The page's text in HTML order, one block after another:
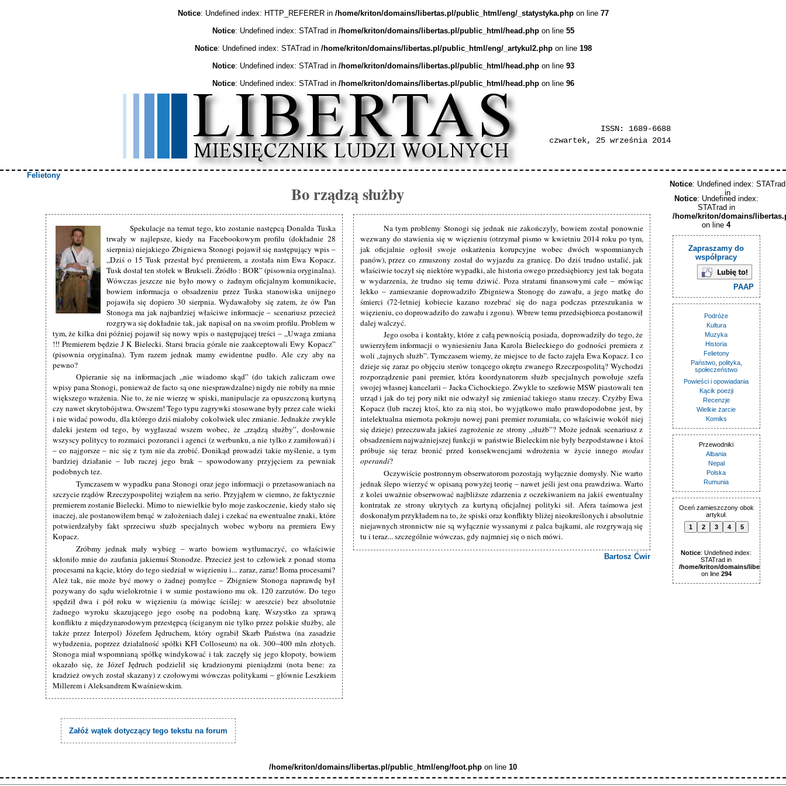
Notice: Undefined index: HTTP_REFERER in /home/kriton/domains/libertas.pl/public_html/eng/_statystyka.phpon line 77
Notice: Undefined index: STATrad in /home/kriton/domains/libertas.pl/public_html/head.phpon line 55
Notice: Undefined index: STATrad in /home/kriton/domains/libertas.pl/public_html/eng/_artykul2.phpon line 198
Notice: Undefined index: STATrad in /home/kriton/domains/libertas.pl/public_html/head.phpon line 93
Notice: Undefined index: STATrad in /home/kriton/domains/libertas.pl/public_html/head.phpon line 96
ISSN: 1689-6688
czwartek, 25 września 2014
Felietony
Bo rządzą służby
Spekulacje na temat tego, kto zostanie następcą Donalda Tuska
trwały w najlepsze, kiedy na Facebookowym profilu (dokładnie 28
sierpnia) niejakiego Zbigniewa Stonogi pojawił się następujący wpis –
„Dziś o 15 Tusk przestał być premierem, a została nim Ewa Kopacz.
Tusk dostał ten stołek w Brukseli. Źródło : BOR” (pisownia oryginalna).
Wówczas jeszcze nie było mowy o żadnym oficjalnym komunikacie,
bowiem informacja o obsadzeniu przez Tuska stanowiska unijnego
pojawiła się dopiero 30 sierpnia. Wydawałoby się zatem, że ów Pan
Stonoga ma jak najbardziej właściwe informacje – scenariusz przecież
rozgrywa się dokładnie tak, jak napisał on na swoim profilu. Problem w
tym, że kilka dni później pojawił się nowy wpis o następującej treści – „Uwaga zmiana
!!! Premierem będzie J K Bielecki. Starsi bracia górale nie zaakceptowali Ewy Kopacz”
(pisownia oryginalna). Tym razem jednak mamy ewidentne pudło. Ale czy aby na
pewno?
Opieranie się na informacjach „nie wiadomo skąd” (do takich zaliczam owe
wpisy pana Stonogi, ponieważ de facto są one niesprawdzalne) nigdy nie robiły na mnie
większego wrażenia. Nie to, że nie wierzę w spiski, manipulacje za opuszczoną kurtyną
czy nawet skrytobójstwa. Owszem! Tego typu zagrywki stosowane były przez całe wieki
i nie widać powodu, dla którego dziś miałoby cokolwiek ulec zmianie. Jednakże zwykle
daleki jestem od tego, by wygłaszać wszem wobec, że ,,rządzą służby”, dosłownie
wszyscy politycy to rozmaici pozoranci i agenci (z werbunku, a nie tylko z zamiłowań) i
– co najgorsze – nic się z tym nie da zrobić. Donikąd prowadzi takie myślenie, a tym
bardziej działanie – lub raczej jego brak – spowodowany przyjęciem za pewniak
podobnych tez.
Tymczasem w wypadku pana Stonogi oraz jego informacji o przetasowaniach na
szczycie rządów Rzeczypospolitej wziąłem na serio. Przyjąłem w ciemno, że faktycznie
premierem zostanie Bielecki. Mimo to niewielkie było moje zaskoczenie, kiedy stało się
inaczej, ale postanowiłem brnąć w założeniach dalej i czekać na ewentualne znaki, które
potwierdzałyby fakt sprzeciwu służb specjalnych wobec wyboru na premiera Ewy
Kopacz.
Zróbmy jednak mały wybieg – warto bowiem wytłumaczyć, co właściwie
skłoniło mnie do zaufania jakiemuś Stonodze. Przecież jest to człowiek z ponad stoma
procesami na kącie, który do tego siedział w więzieniu i... zaraz, zaraz! Iloma procesami?
Ależ tak, nie może być mowy o żadnej pomyłce – Zbigniew Stonoga naprawdę był
pozywany do sądu wielokrotnie i w sumie postawiono mu ok. 120 zarzutów. Do tego
spędził dwa i pół roku w więzieniu (a mówiąc ściślej: w areszcie) bez absolutnie
żadnego wyroku skazującego jego osobę na podobną karę. Wszystko za sprawą
konfliktu z międzynarodowym przestępcą (ściganym nie tylko przez polskie służby, ale
także przez Interpol) Józefem Jędruchem, który ograbił Skarb Państwa (na zasadzie
wyłudzenia, poprzez działalność spółki KFI Colloseum) na ok. 300–400 mln złotych.
Stonoga miał wspomnianą spółkę windykować i tak zaczęły się jego kłopoty, bowiem
okazało się, że Józef Jędruch podzielił się kradzionymi pieniądzmi (nota bene: za
kradzież owych został skazany) z czołowymi wówczas politykami – głównie Leszkiem
Millerem i Aleksandrem Kwaśniewskim.
Na tym problemy Stonogi się jednak nie zakończyły, bowiem został ponownie
wezwany do stawienia się w więzieniu (otrzymał pismo w kwietniu 2014 roku po tym,
jak oficjalnie ogłosił swoje oskarżenia korupcyjne wobec dwóch wspomnianych
panów), przez co zmuszony został do wyjazdu za granicę. Do dziś trudno ustalić, jak
właściwie toczył się niektóre wypadki, ale historia owego przedsiębiorcy jest tak bogata
w wydarzenia, że trudno się temu dziwić. Poza stratami finansowymi całe – mówiąc
lekko – zamieszanie doprowadziło Zbigniewa Stonogę do zawału, a jego matkę do
śmierci (72-letniej kobiecie kazano rozebrać się do naga podczas przeszukania w
więzieniu, co doprowadziło do zawału i zgonu). Wbrew temu przedsiębiorca postanowił
dalej walczyć.
Jego osoba i kontakty, które z całą pewnością posiada, doprowadziły do tego, że
uwierzyłem informacji o wyniesieniu Jana Karola Bieleckiego do godności premiera z
woli „tajnych służb”. Tymczasem wiemy, że miejsce to de facto zajęła Ewa Kopacz. I co
dzieje się zaraz po objęciu sterów tonącego okrętu zwanego Rzeczpospolitą? Wychodzi
rozporządzenie pani premier, która koordynatorem służb specjalnych powołuje szefa
swojej własnej kancelarii – Jacka Cichockiego. Zwykle to szefowie MSW piastowali ten
urząd i jak do tej pory nikt nie odważył się zmieniać takiego stanu rzeczy. Czyżby Ewa
Kopacz (lub raczej ktoś, kto za nią stoi, bo wyjątkowo mało prawdopodobne jest, by
intelektualna miernota pokroju nowej pani premier rozumiała, co właściwie wokół niej
się dzieje) przeczuwała jakieś zagrożenie ze strony „służb”? Może jednak scenariusz z
obsadzeniem najważniejszej funkcji w państwie Bieleckim nie były bezpodstawne i ktoś
próbuje się teraz bronić przed konsekwencjami wdrożenia w życie innego modus
operandi?
Oczywiście postronnym obserwatorom pozostają wyłącznie domysły. Nie warto
jednak ślepo wierzyć w opisaną powyżej teorię – nawet jeśli jest ona prawdziwa. Warto
z kolei uważnie obserwować najbliższe zdarzenia z oczekiwaniem na jakiś ewentualny
kontratak ze strony ukrytych za kurtyną oficjalnej polityki sił. Afera taśmowa jest
doskonałym przykładem na to, że spiski oraz konflikty bliżej nieokreślonych i absolutnie
niejawnych stronnictw nie są wyłącznie wyssanymi z palca bajkami, ale rozgrywają się
tu i teraz... szczególnie wówczas, gdy najmniej się o nich mówi.
Bartosz Ćwir
Załóż wątek dotyczący tego tekstu na forum
Notice: Undefined index:
STATrad in
/home/kriton/domains/
on line 4
Zapraszamy do
współpracy
PAAP
Podróże
Kultura
Muzyka
Historia
Felietony
Państwo, polityka,
społeczeństwo
Powieści i opowiadania
Kącik poezji
Recenzje
Wielkie żarcie
Komiks
Przewodniki
Albania
Nepal
Polska
Rumunia
Oceń zamieszczony obok
artykuł.
1
2 3 4 5
Notice: Undefined index:
STATrad in
/home/kriton/domains/libertas.pl/
on line 294
Notice: Undefined index: STATrad
in
/home/kriton/domains/libertas.pl/public_html/eng/foot.php on line 10